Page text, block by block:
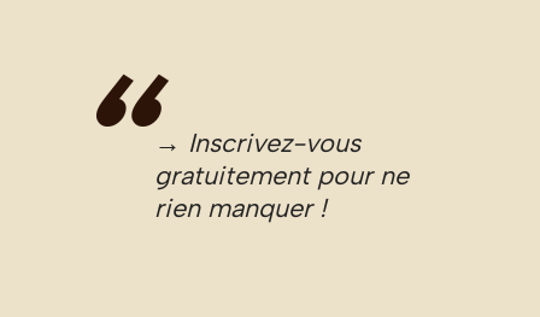
→ Inscrivez-vous
gratuitement pour ne
rien manquer !